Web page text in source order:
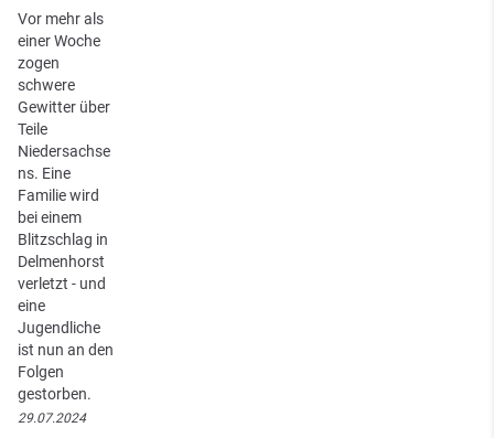
Vor mehr als
einer Woche
zogen
schwere
Gewitter über
Teile
Niedersachse
ns. Eine
Familie wird
bei einem
Blitzschlag in
Delmenhorst
verletzt - und
eine
Jugendliche
ist nun an den
Folgen
gestorben.
29.07.2024